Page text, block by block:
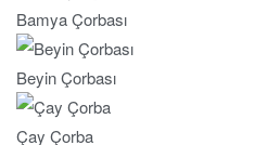
Bamya Çorbası
Beyin Çorbası
Çay Çorba